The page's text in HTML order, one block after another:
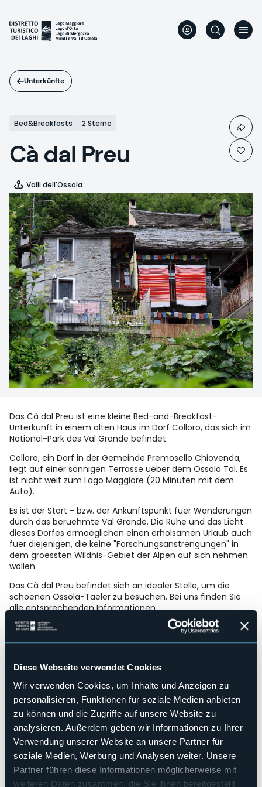
Diese Webseite verwendet Cookies
Wir verwenden Cookies, um Inhalte und Anzeigen zu
personalisieren, Funktionen für soziale Medien anbieten
zu können und die Zugriffe auf unsere Website zu
analysieren. Außerdem geben wir Informationen zu Ihrer
Verwendung unserer Website an unsere Partner für
soziale Medien, Werbung und Analysen weiter. Unsere
Partner führen diese Informationen möglicherweise mit
weiteren Daten zusammen, die Sie ihnen bereitgestellt
Inhalt
Unterkünfte
Bed&Breakfasts 2 Sterne
Cà dal Preu
Valli dell'Ossola
Das Cà dal Preu ist eine kleine Bed-and-Breakfast-
Unterkunft in einem alten Haus im Dorf Colloro, das sich im
National-Park des Val Grande befindet.
Colloro, ein Dorf in der Gemeinde Premosello Chiovenda,
liegt auf einer sonnigen Terrasse ueber dem Ossola Tal. Es
ist nicht weit zum Lago Maggiore (20 Minuten mit dem
Auto).
Es ist der Start - bzw. der Ankunftspunkt fuer Wanderungen
durch das beruehmte Val Grande. Die Ruhe und das Licht
dieses Dorfes ermoeglichen einen erholsamen Urlaub auch
fuer diejenigen, die keine "Forschungsanstrengungen" in
dem groessten Wildnis-Gebiet der Alpen auf sich nehmen
wollen.
Das Cà dal Preu befindet sich an idealer Stelle, um die
schoenen Ossola-Taeler zu besuchen. Bei uns finden Sie
alle entsprechenden Informationen.
Ein gemuetliches Schlafzimmer mit Bad, eine Panorama-
Terrasse sowie ein gutes Fruehstueck sind die Zutaten fuer
Strukturen für Behinderten
No
Wellness
No
Kongresshalle
No
Hallenbad
No
Haustiere erlaubt
No